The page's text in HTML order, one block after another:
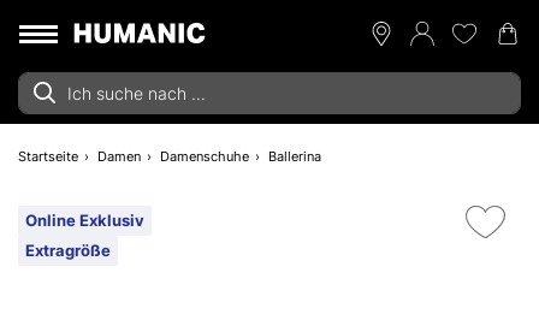
Startseite Damen Damenschuhe Ballerina
Online Exklusiv
Extragröße